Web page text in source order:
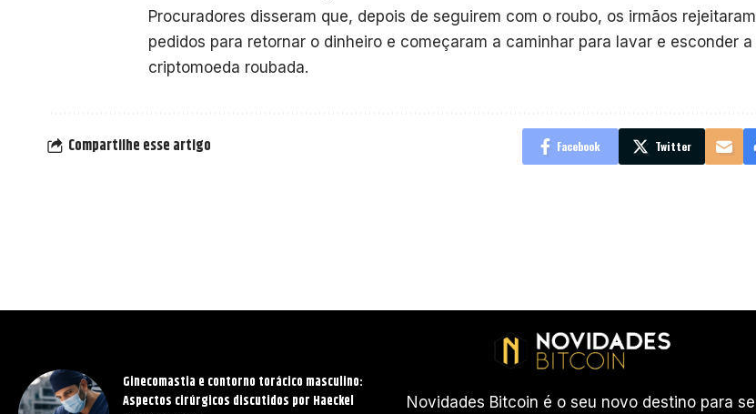
Procuradores disseram que, depois de seguirem com o roubo, os irmãos rejeitaram
pedidos para retornar o dinheiro e começaram a caminhar para lavar e esconder a
criptomoeda roubada.
Compartilhe esse artigo Facebook Twitter
Ginecomastia e contorno torácico masculino:
Aspectos cirúrgicos discutidos por Haeckel
Novidades Bitcoin é o seu novo destino para se